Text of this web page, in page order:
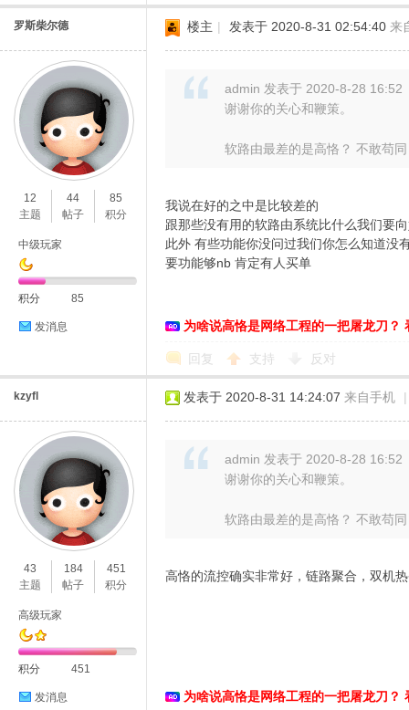
罗斯柴尔德
12
主题
44
帖子
85
积分
中级玩家
积分 85
发消息
楼主 | 发表于 2020-8-31 02:54:40 来
admin 发表于 2020-8-28 16:52
谢谢你的关心和鞭策。
软路由最差的是高恪？ 不敢苟
我说在好的之中是比较差的
跟那些没有用的软路由系统比什么我们要
此外 有些功能你没问过我们你怎么知道没
要功能够nb 肯定有人买单
为啥说高恪是网络工程的一把屠龙刀？
回复 支持 反对
kzyfl
43
主题
184
帖子
451
积分
高级玩家
积分 451
发消息
发表于 2020-8-31 14:24:07 来自手机 |
admin 发表于 2020-8-28 16:52
谢谢你的关心和鞭策。
软路由最差的是高恪？ 不敢苟
高恪的流控确实非常好，链路聚合，双机
为啥说高恪是网络工程的一把屠龙刀？